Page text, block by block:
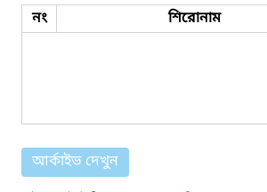
নং শিরোনাম
আর্কাইভ দেখুন